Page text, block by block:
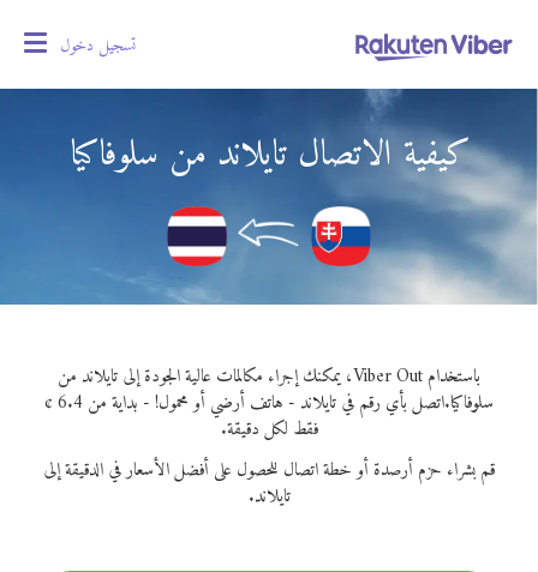
تسجيل دخول
كيفية الاتصال تايلاند من سلوفاكيا
باستخدام Viber Out، يمكنك إجراء مكالمات عالية الجودة إلى تايلاند من
سلوفاكيا.
اتصل بأي رقم في تايلاند - هاتف أرضي أو محمول! - بداية من 6.4 ¢
فقط لكل دقيقة.
قم بشراء حزم أرصدة أو خطة اتصال للحصول على أفضل الأسعار في الدقيقة إلى
تايلاند.